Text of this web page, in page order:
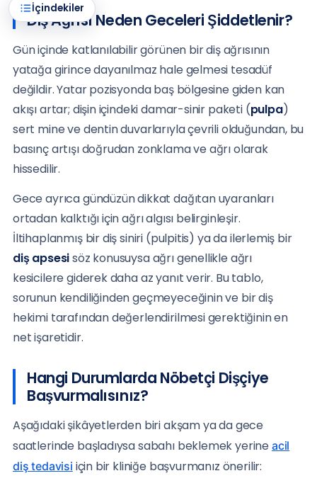
Diş Ağrısı Neden Geceleri Şiddetlenir?
Gün içinde katlanılabilir görünen bir diş ağrısının
yatağa girince dayanılmaz hale gelmesi tesadüf
değildir. Yatar pozisyonda baş bölgesine giden kan
akışı artar; dişin içindeki damar-sinir paketi (pulpa)
sert mine ve dentin duvarlarıyla çevrili olduğundan, bu
basınç artışı doğrudan zonklama ve ağrı olarak
hissedilir.
Gece ayrıca gündüzün dikkat dağıtan uyaranları
ortadan kalktığı için ağrı algısı belirginleşir.
İltihaplanmış bir diş siniri (pulpitis) ya da ilerlemiş bir
diş apsesisöz konusuysa ağrı genellikle ağrı
kesicilere giderek daha az yanıt verir. Bu tablo,
sorunun kendiliğinden geçmeyeceğinin ve bir diş
hekimi tarafından değerlendirilmesi gerektiğinin en
net işaretidir.
Hangi Durumlarda Nöbetçi Dişçiye
Başvurmalısınız?
Aşağıdaki şikâyetlerden biri akşam ya da gece
saatlerinde başladıysa sabahı beklemek yerine acil
diş tedavisi için bir kliniğe başvurmanız önerilir:
İçindekiler